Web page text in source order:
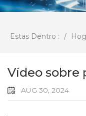
Estas Dentro : /
Vídeo sobre
AUG 30, 2024